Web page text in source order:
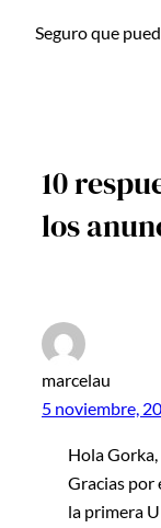
Seguro que
10
los
marcelau
5 noviembre,
Hola Gorka,
Gracias por
la primera